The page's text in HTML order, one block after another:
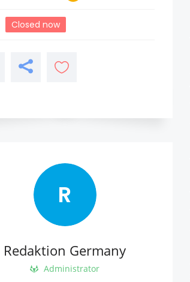
Closed now
R
Redaktion Germany
Administrator